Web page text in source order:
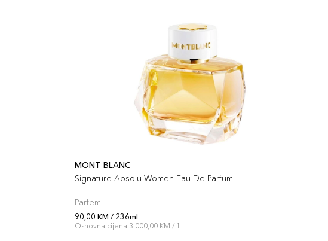
MONT BLANC
Signature Absolu Women Eau De Parfum
Parfem
90,00 KM / 236ml
Osnovna cijena 3.000,00 KM / 1 l